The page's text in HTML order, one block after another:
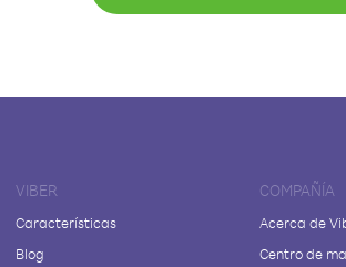
VIBER
Características
Blog
COMPAÑÍA
Acerca de
Centro de